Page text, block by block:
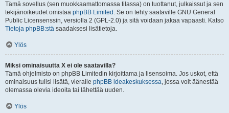
Tämä sovellus (sen muokkaamattomassa tilassa) on tuottanut, julkaissut ja sen
tekijänoikeudet omistaa phpBB Limited . Se on tehty saataville GNU General
Public Licensenssin, versiolla 2 (GPL-2.0) ja sitä voidaan jakaa vapaasti. Katso
Tietoja phpBB:stä saadaksesi lisätietoja.
Ylös
Miksi ominaisuutta X ei ole saatavilla?
Tämä ohjelmisto on phpBB Limitedin kirjoittama ja lisensoima. Jos uskot, että
ominaisuus tulisi lisätä, vieraile phpBB ideakeskuksessa, jossa voit äänestää
olemassa olevia ideoita tai lähettää uuden.
Ylös